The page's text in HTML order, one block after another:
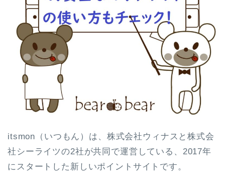
itsmon（いつもん）は、株式会社ウィナスと株式会
社シーライツの2社が共同で運営している、2017年
にスタートした新しいポイントサイトです。